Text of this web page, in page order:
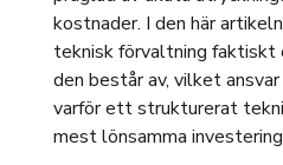
kostnader. I den här
teknisk förvaltning faktiskt
den består av, vilket
varför ett strukturerat
mest lönsamma